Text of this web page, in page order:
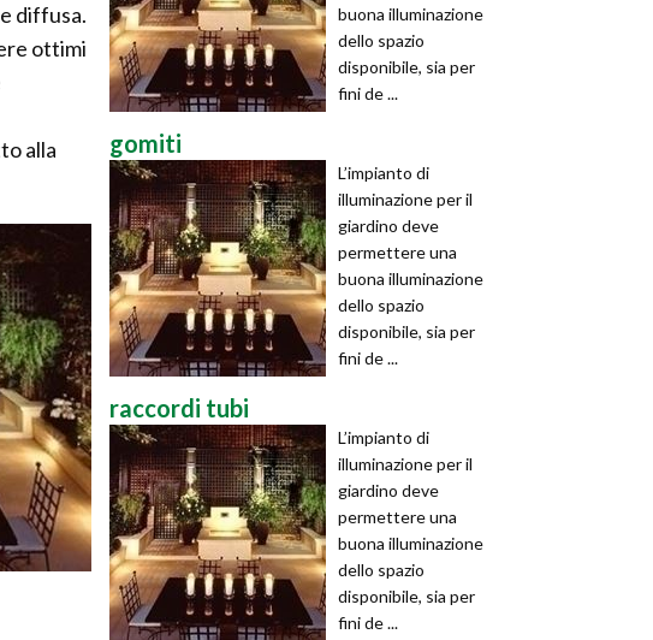
diffusa.
ottimi
alla
buona illuminazione
dello spazio
disponibile, sia per
fini de ...
gomiti
L’impianto di
illuminazione per il
giardino deve
permettere una
buona illuminazione
dello spazio
disponibile, sia per
fini de ...
raccordi tubi
L’impianto di
illuminazione per il
giardino deve
permettere una
buona illuminazione
dello spazio
disponibile, sia per
fini de ...